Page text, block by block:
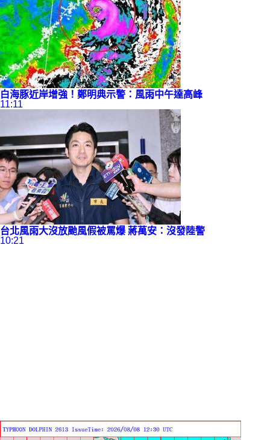
白海豚近岸增強！鄭明典示警： 風雨中午達高峰
11:11
台北風雨大沒放颱風假被罵爆 蔣萬安：沒發陸警
10:21